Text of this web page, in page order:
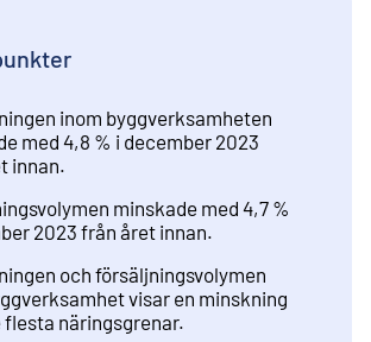
inom byggverksamheten
med 4,8 % i december 2023
innan.
minskade med 4,7 %
2023 från året innan.
och försäljningsvolymen
visar en minskning
flesta näringsgrenar.